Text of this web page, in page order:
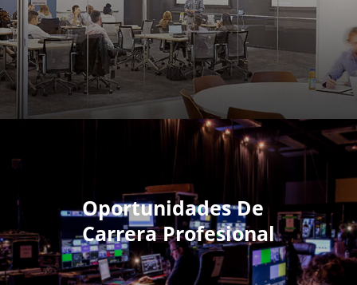
Oportunidades De
Carrera Profesional